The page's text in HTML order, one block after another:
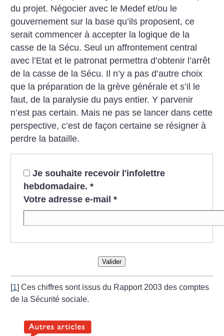
du projet. Négocier avec le Medef et/ou le
gouvernement sur la base qu’ils proposent, ce
serait commencer à accepter la logique de la
casse de la Sécu. Seul un affrontement central
avec l’Etat et le patronat permettra d’obtenir l’arrêt
de la casse de la Sécu. Il n’y a pas d’autre choix
que la préparation de la grève générale et s’il le
faut, de la paralysie du pays entier. Y parvenir
n’est pas certain. Mais ne pas se lancer dans cette
perspective, c’est de façon certaine se résigner à
perdre la bataille.
Je souhaite recevoir l'infolettre
hebdomadaire. *
Votre adresse e-mail *
Valider
[1]Ces chiffres sont issus du Rapport 2003 des comptes
de la Sécurité sociale.